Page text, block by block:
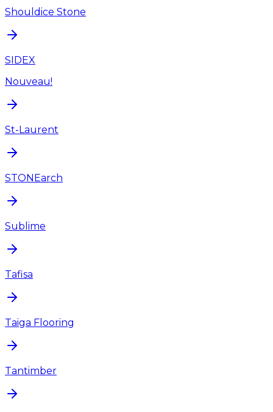
Shouldice Stone
SIDEX
Nouveau!
St-Laurent
STONEarch
Sublime
Tafisa
Taiga Flooring
Tantimber